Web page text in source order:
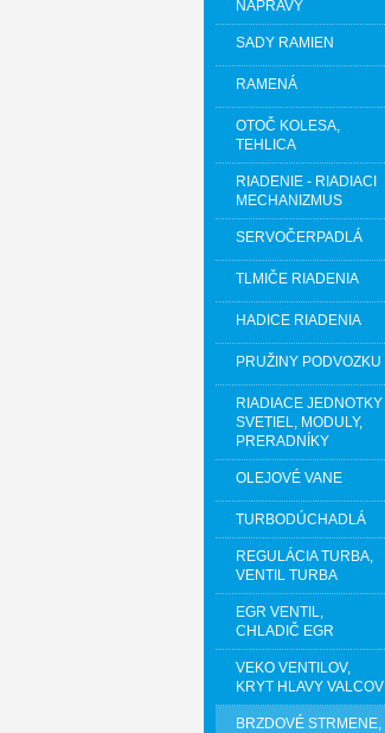
NÁPRAVY
SADY RAMIEN
RAMENÁ
OTOČ KOLESA,
TEHLICA
RIADENIE - RIADIACI
MECHANIZMUS
SERVOČERPADLÁ
TLMIČE RIADENIA
HADICE RIADENIA
PRUŽINY PODVOZKU
RIADIACE JEDNOTKY
SVETIEL, MODULY,
PRERADNÍKY
OLEJOVÉ VANE
TURBODÚCHADLÁ
REGULÁCIA TURBA,
VENTIL TURBA
EGR VENTIL,
CHLADIČ EGR
VEKO VENTILOV,
KRYT HLAVY VALCOV
BRZDOVÉ STRMENE,